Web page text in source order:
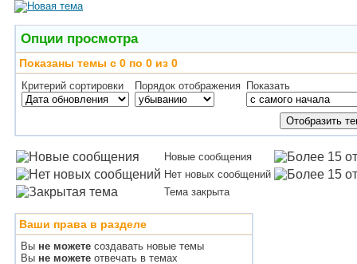
Опции просмотра
Показаны темы с 0 по 0 из 0
Критерий сортировки Порядок отображения Показать
Новые сообщения
Нет новых сообщений
Тема закрыта
Ваши права в разделе
Вы не можете создавать новые темы
Вы не можете отвечать в темах